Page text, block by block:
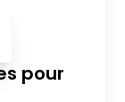
pour